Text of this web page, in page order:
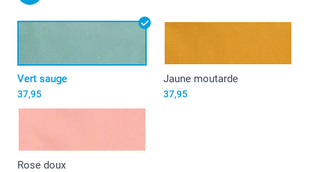
Vert sauge
37,95
Jaune moutarde
37,95
Rose doux